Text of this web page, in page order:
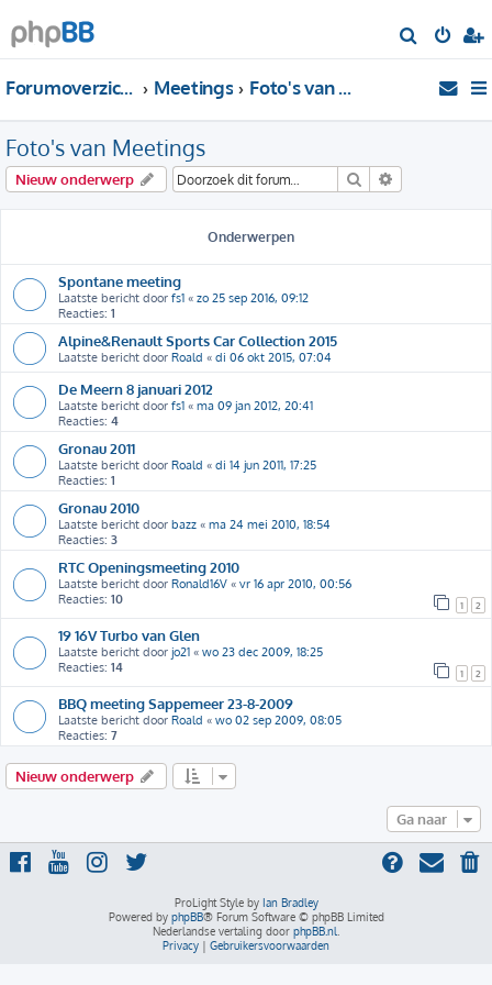
o
Forumoverzicht Meetings Foto's van Meetings
Foto's van Meetings
Nieuw onderwerp Zoek
Onderwerpen
Spontane meeting
Laatste bericht door fs1 « zo 25 sep 2016, 09:12
Reacties: 1
Alpine&Renault Sports Car Collection 2015
Laatste bericht door Roald « di 06 okt 2015, 07:04
De Meern 8 januari 2012
Laatste bericht door fs1 « ma 09 jan 2012, 20:41
Reacties: 4
Gronau 2011
Laatste bericht door Roald « di 14 jun 2011, 17:25
Reacties: 1
Gronau 2010
Laatste bericht door bazz « ma 24 mei 2010, 18:54
Reacties: 3
RTC Openingsmeeting 2010
Laatste bericht door Ronald16V « vr 16 apr 2010, 00:56
Reacties: 10 1 2
19 16V Turbo van Glen
Laatste bericht door jo21 « wo 23 dec 2009, 18:25
Reacties: 14 1 2
BBQ meeting Sappemeer 23-8-2009
Laatste bericht door Roald « wo 02 sep 2009, 08:05
Reacties: 7
Nieuw onderwerp
Ga naar
ProLight Style by Ian Bradley
Powered by phpBB® Forum Software © phpBB Limited
Nederlandse vertaling door phpBB.nl
Privacy | Gebruikersvoorwaarden